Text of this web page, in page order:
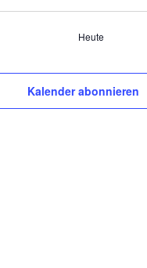
Heute
Kalender abonnieren